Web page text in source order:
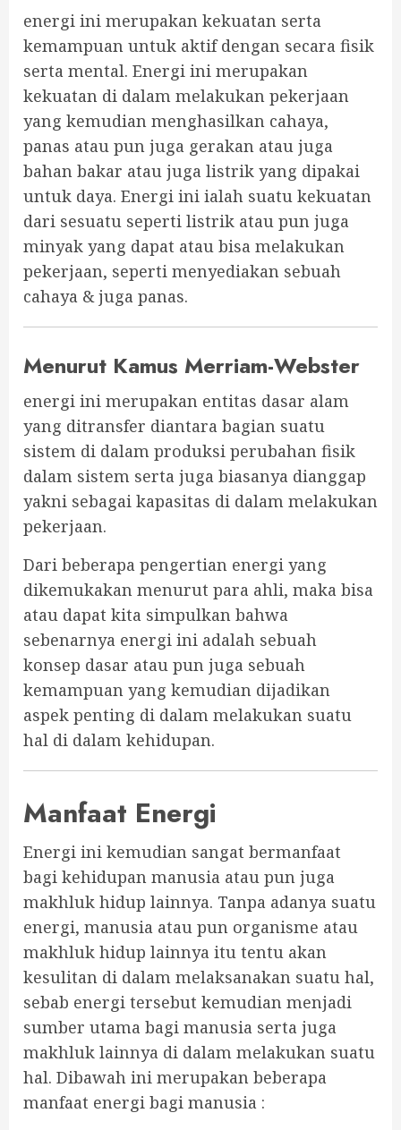
energi ini merupakan kekuatan serta
kemampuan untuk aktif dengan secara fisik
serta mental. Energi ini merupakan
kekuatan di dalam melakukan pekerjaan
yang kemudian menghasilkan cahaya,
panas atau pun juga gerakan atau juga
bahan bakar atau juga listrik yang dipakai
untuk daya. Energi ini ialah suatu kekuatan
dari sesuatu seperti listrik atau pun juga
minyak yang dapat atau bisa melakukan
pekerjaan, seperti menyediakan sebuah
cahaya & juga panas.
Menurut Kamus Merriam-Webster
energi ini merupakan entitas dasar alam
yang ditransfer diantara bagian suatu
sistem di dalam produksi perubahan fisik
dalam sistem serta juga biasanya dianggap
yakni sebagai kapasitas di dalam melakukan
pekerjaan.
Dari beberapa pengertian energi yang
dikemukakan menurut para ahli, maka bisa
atau dapat kita simpulkan bahwa
sebenarnya energi ini adalah sebuah
konsep dasar atau pun juga sebuah
kemampuan yang kemudian dijadikan
aspek penting di dalam melakukan suatu
hal di dalam kehidupan.
Manfaat Energi
Energi ini kemudian sangat bermanfaat
bagi kehidupan manusia atau pun juga
makhluk hidup lainnya. Tanpa adanya suatu
energi, manusia atau pun organisme atau
makhluk hidup lainnya itu tentu akan
kesulitan di dalam melaksanakan suatu hal,
sebab energi tersebut kemudian menjadi
sumber utama bagi manusia serta juga
makhluk lainnya di dalam melakukan suatu
hal. Dibawah ini merupakan beberapa
manfaat energi bagi manusia :